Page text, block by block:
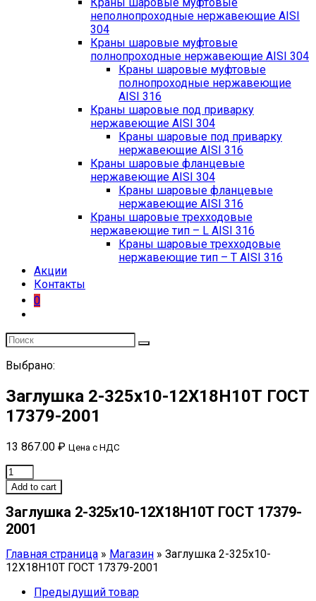
неполнопроходные нержавеющие AISI
304
Краны шаровые муфтовые
полнопроходные нержавеющие AISI 304
Краны шаровые муфтовые
полнопроходные нержавеющие
AISI 316
Краны шаровые под приварку
нержавеющие AISI 304
Краны шаровые под приварку
нержавеющие AISI 316
Краны шаровые фланцевые
нержавеющие AISI 304
Краны шаровые фланцевые
нержавеющие AISI 316
Краны шаровые трехходовые
нержавеющие тип – L AISI 316
Краны шаровые трехходовые
нержавеющие тип – T AISI 316
Акции
Контакты
0
Выбрано:
Заглушка 2-325х10-12Х18Н10Т ГОСТ
17379-2001
13 867.00 ₽ Цена с НДС
Заглушка
2-
325х10-
12Х18Н10Т
ГОСТ
17379-
2001
quantity
Add to cart
Заглушка 2-325х10-12Х18Н10Т ГОСТ 17379-
2001
Главная страница » Магазин » Заглушка 2-325х10-
12Х18Н10Т ГОСТ 17379-2001
Предыдущий товар